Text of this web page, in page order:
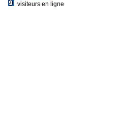
visiteurs en ligne